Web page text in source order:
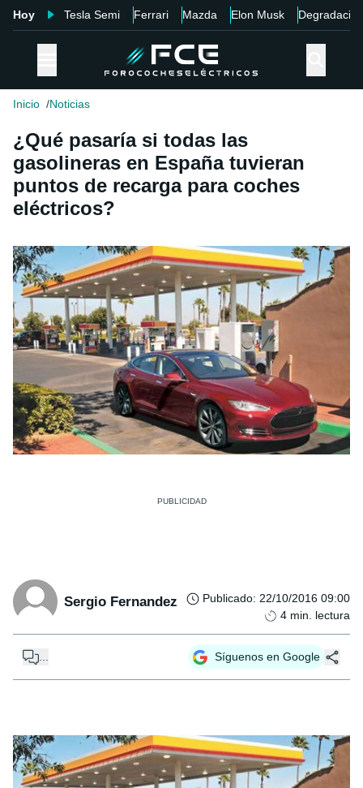
Hoy Tesla Semi Ferrari Mazda Elon Musk Degradación
Inicio Noticias
¿Qué pasaría si todas las
gasolineras en España tuvieran
puntos de recarga para coches
eléctricos?
Sergio Fernandez Publicado: 22/10/2016 09:00
4 min. lectura
... Síguenos en Google